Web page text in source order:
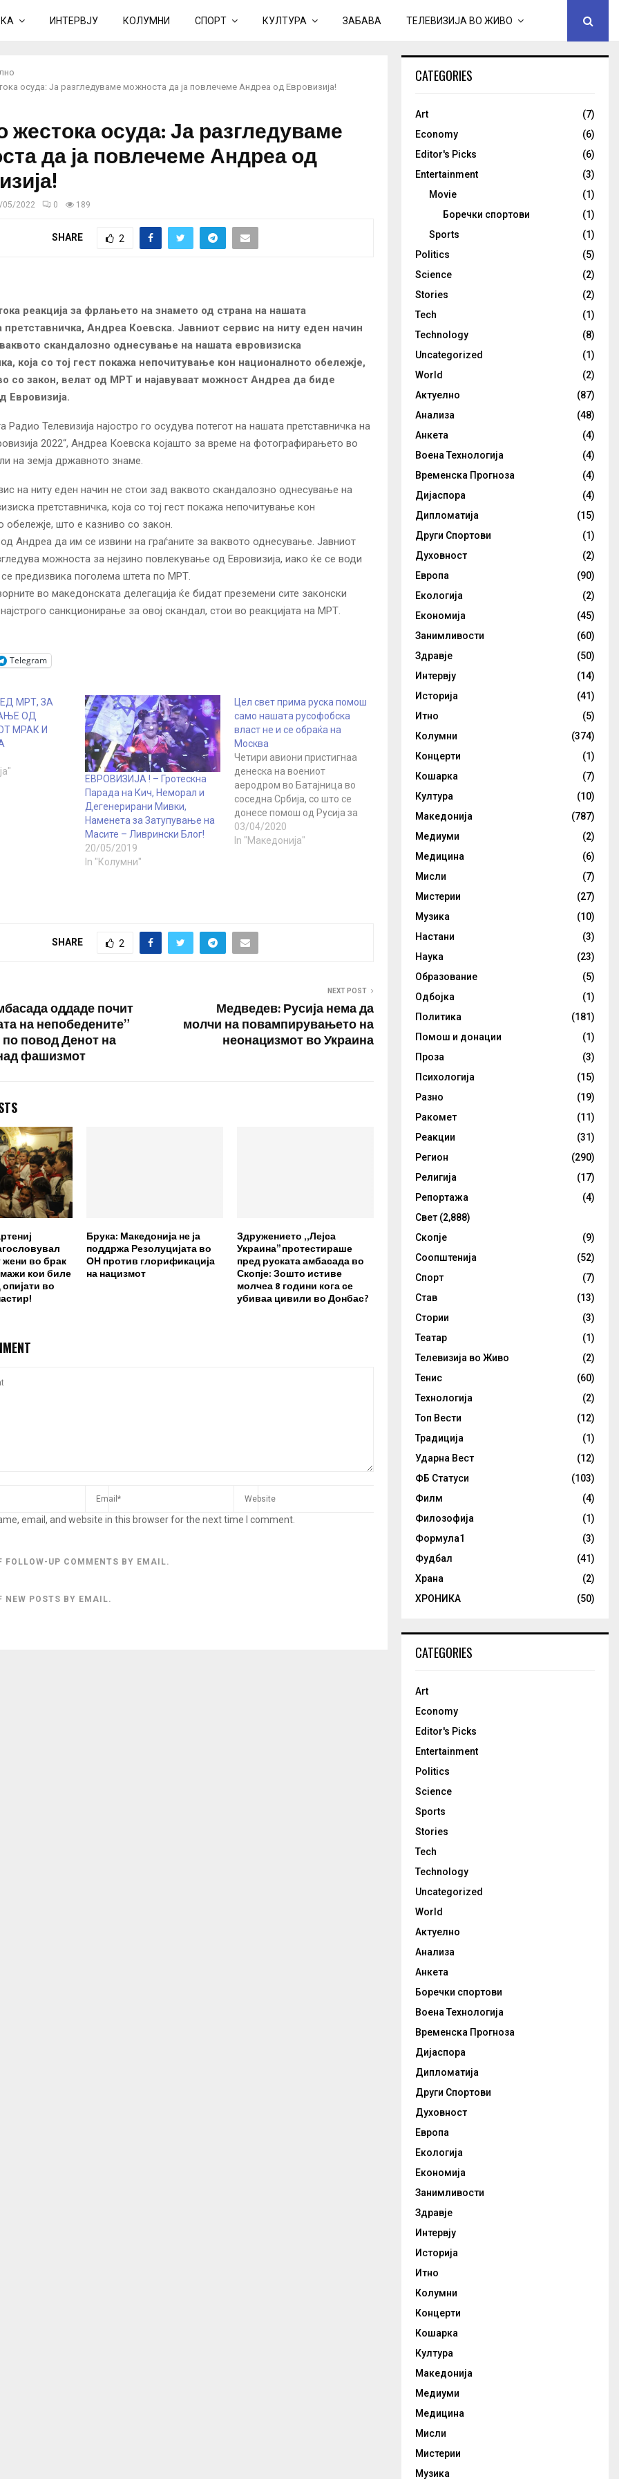
ИНТЕРВЈУ КОЛУМНИ СПОРТ КУЛТУРА ЗАБАВА ТЕЛЕВИЗИЈА ВО ЖИВО
осуда: Ја разгледуваме можноста да ја повлечеме Андреа од Евровизија!
жестока осуда: Ја разгледуваме
да ја повлечеме Андреа од
05/2022 0 189
SHARE 2
реакција за фрлањето на знамето од страна на нашата
претставничка, Андреа Коевска. Јавниот сервис на ниту еден начин
скандалозно однесување на нашата евровизиска
која со тој гест покажа непочитување кон националното обележје,
со закон, велат од МРТ и најавуваат можност Андреа да биде
Евровизија.
Радио Телевизија најостро го осудува потегот на нашата претставничка на
2022“, Андреа Коевска којашто за време на фотографирањето во
на земја државното знаме.
на ниту еден начин не стои зад ваквото скандалозно однесување на
претставничка, која со тој гест покажа непочитување кон
обележје, што е казниво со закон.
Андреа да им се извини на граѓаните за ваквото однесување. Јавниот
можноста за нејзино повлекување од Евровизија, иако ќе се води
предизвика поголема штета по МРТ.
во македонската делегација ќе бидат преземени сите законски
санкционирање за овој скандал, стои во реакцијата на МРТ.
Telegram
МРТ, ЗА
ОД
МРАК И
ЕВРОВИЗИЈА ! – Гротескна
Парада на Кич, Неморал и
Дегенерирани Мивки,
Наменета за Затупување на
Масите – Ливрински Блог!
20/05/2019
In "Колумни"
Цел свет прима руска помош
само нашата русофобска
власт не и се обраќа на
Москва
Четири авиони пристигнаа
денеска на воениот
аеродром во Батајница во
соседна Србија, со што се
донесе помош од Русија за
борба против вирусот
корона, се вели на веб-
претходно…
03/04/2020
In "Македонија"
SHARE 2
оддаде почит
на непобедените”
повод Денот на
фашизмот
NEXT POST
Медведев: Русија нема да
молчи на повампирувањето на
неонацизмот во Украина
жени во брак
кои биле
во
Брука: Македонија не ја
поддржа Резолуцијата во
ОН против глорификација
на нацизмот
Здружението „Лејса
Украина” протестираше
пред руската амбасада во
Скопје: Зошто истиве
молчеа 8 години кога се
убиваа цивили во Донбас?
email, and website in this browser for the next time I comment.
FOLLOW-UP COMMENTS BY EMAIL.
NEW POSTS BY EMAIL.
CATEGORIES
Art
(7)
Economy
(6)
Editor's Picks
(6)
Entertainment
(3)
Movie
(1)
Боречки спортови
(1)
Sports
(1)
Politics
(5)
Science
(2)
Stories
(2)
Tech
(1)
Technology
(8)
Uncategorized
(1)
World
(2)
Актуелно
(87)
Анализа
(48)
Анкета
(4)
Воена Технологија
(4)
Временска Прогноза
(4)
Дијаспора
(4)
Дипломатија
(15)
Други Спортови
(1)
Духовност
(2)
Европа
(90)
Екологија
(2)
Економија
(45)
Занимливости
(60)
Здравје
(50)
Интервју
(14)
Историја
(41)
Итно
(5)
Колумни
(374)
Концерти
(1)
Кошарка
(7)
Култура
(10)
Македонија
(787)
Медиуми
(2)
Медицина
(6)
Мисли
(7)
Мистерии
(27)
Музика
(10)
Настани
(3)
Наука
(23)
Образование
(5)
Одбојка
(1)
Политика
(181)
Помош и донации
(1)
Проза
(3)
Психологија
(15)
Разно
(19)
Ракомет
(11)
Реакции
(31)
Регион
(290)
Религија
(17)
Репортажа
(4)
Свет (2,888)
Скопје
(9)
Соопштенија
(52)
Спорт
(7)
Став
(13)
Стории
(3)
Театар
(1)
Телевизија во Живо
(2)
Тенис
(60)
Технологија
(2)
Топ Вести
(12)
Традиција
(1)
Ударна Вест
(12)
ФБ Статуси
(103)
Филм
(4)
Филозофија
(1)
Формула1
(3)
Фудбал
(41)
Храна
(2)
ХРОНИКА
(50)
CATEGORIES
Art
Economy
Editor's Picks
Entertainment
Politics
Science
Sports
Stories
Tech
Technology
Uncategorized
World
Актуелно
Анализа
Анкета
Боречки спортови
Воена Технологија
Временска Прогноза
Дијаспора
Дипломатија
Други Спортови
Духовност
Европа
Екологија
Економија
Занимливости
Здравје
Интервју
Историја
Итно
Колумни
Концерти
Кошарка
Култура
Македонија
Медиуми
Медицина
Мисли
Мистерии
Музика